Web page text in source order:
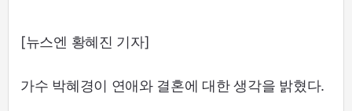
[뉴스엔 황혜진 기자]
가수 박혜경이 연애와 결혼에 대한 생각을 밝혔다.